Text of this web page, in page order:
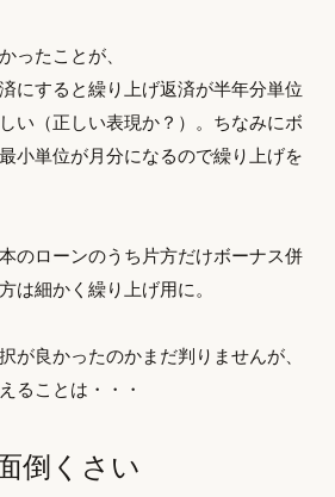
ったことが、
にすると繰り上げ返済が半年分単位
い（正しい表現か？）。ちなみにボ
小単位が月分になるので繰り上げを
のローンのうち片方だけボーナス併
は細かく繰り上げ用に。
が良かったのかまだ判りませんが、
ることは・・・
倒くさい